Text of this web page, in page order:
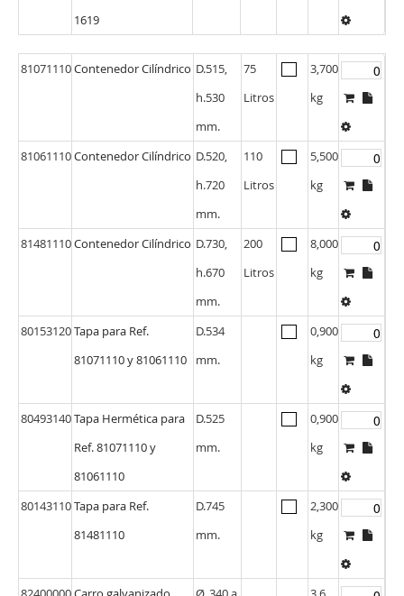
1619
81071110Contenedor Cilíndrico D.515,
h.530
mm.
75
Litros
3,700
kg
81061110Contenedor Cilíndrico D.520,
h.720
mm.
110
Litros
5,500
kg
81481110Contenedor Cilíndrico D.730,
h.670
mm.
200
Litros
8,000
kg
80153120Tapa para Ref.
81071110 y 81061110
D.534
mm.
0,900
kg
80493140Tapa Hermética para
Ref. 81071110 y
81061110
D.525
mm.
0,900
kg
80143110Tapa para Ref.
81481110
D.745
mm.
2,300
kg